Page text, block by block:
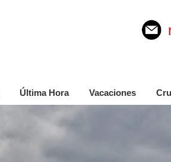
Última Hora Vacaciones